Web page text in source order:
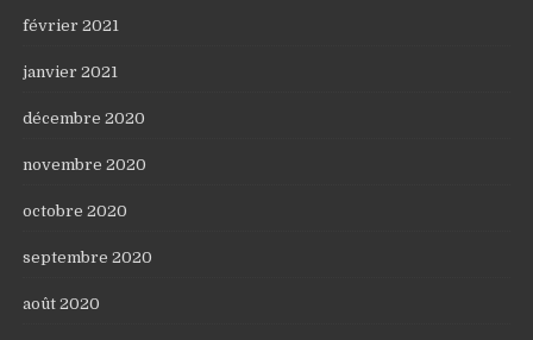
février 2021
janvier 2021
décembre 2020
novembre 2020
octobre 2020
septembre 2020
août 2020